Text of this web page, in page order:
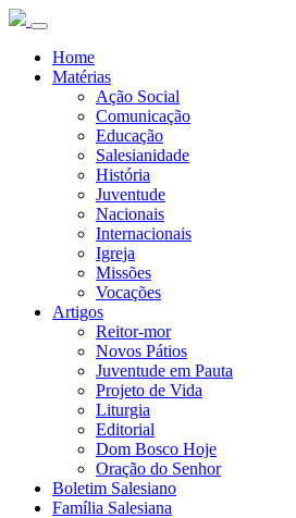
Home
Matérias
Ação Social
Comunicação
Educação
Salesianidade
História
Juventude
Nacionais
Internacionais
Igreja
Missões
Vocações
Artigos
Reitor-mor
Novos Pátios
Juventude em Pauta
Projeto de Vida
Liturgia
Editorial
Dom Bosco Hoje
Oração do Senhor
Boletim Salesiano
Família Salesiana